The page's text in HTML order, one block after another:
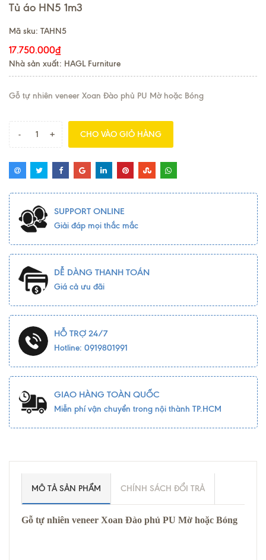
Tủ áo HN5 1m3
Mã sku: TAHN5
17.750.000₫
Nhà sản xuất: HAGL Furniture
Gỗ tự nhiên veneer Xoan Đào phủ PU Mờ hoặc Bóng
- + CHO VÀO GIỎ HÀNG
SUPPORT ONLINE
Giải đáp mọi thắc mắc
DỄ DÀNG THANH TOÁN
Giá cả ưu đãi
HỖ TRỢ 24/7
Hotline: 0919801991
GIAO HÀNG TOÀN QUỐC
Miễn phí vận chuyển trong nội thành TP.HCM
MÔ TẢ SẢN PHẨM CHÍNH SÁCH ĐỔI TRẢ
Gỗ tự nhiên veneer Xoan Đào phủ PU Mờ hoặc Bóng